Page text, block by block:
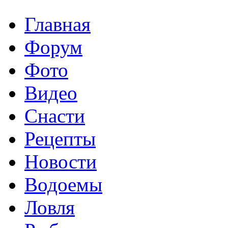
Главная
Форум
Фото
Видео
Снасти
Рецепты
Новости
Водоемы
Ловля